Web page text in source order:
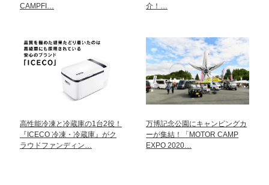
CAMPFI…
介！…
高性能冷凍と冷蔵庫の1台2役！
『ICECO 冷凍・冷蔵庫』がク
ラウドファンディン…
万博記念公園にキャンピングカ
ーが集結！「MOTOR CAMP
EXPO 2020…